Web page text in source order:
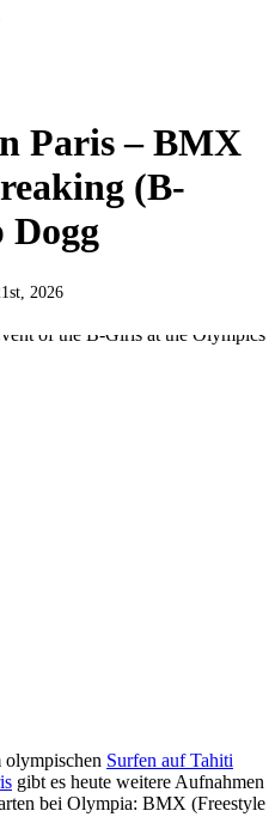
Paris – BMX
(B-
Dogg
2026
olympischen Surfen auf Tahiti
gibt es heute weitere Aufnahmen
bei Olympia: BMX (Freestyle